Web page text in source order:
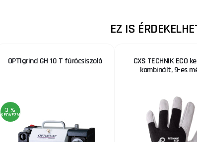
EZ IS
OPTIgrind GH 10 T fúrócsiszoló
3 %
KEDVEZMÉNY
CXS TECHNIK ECO
kombinált, 9-es